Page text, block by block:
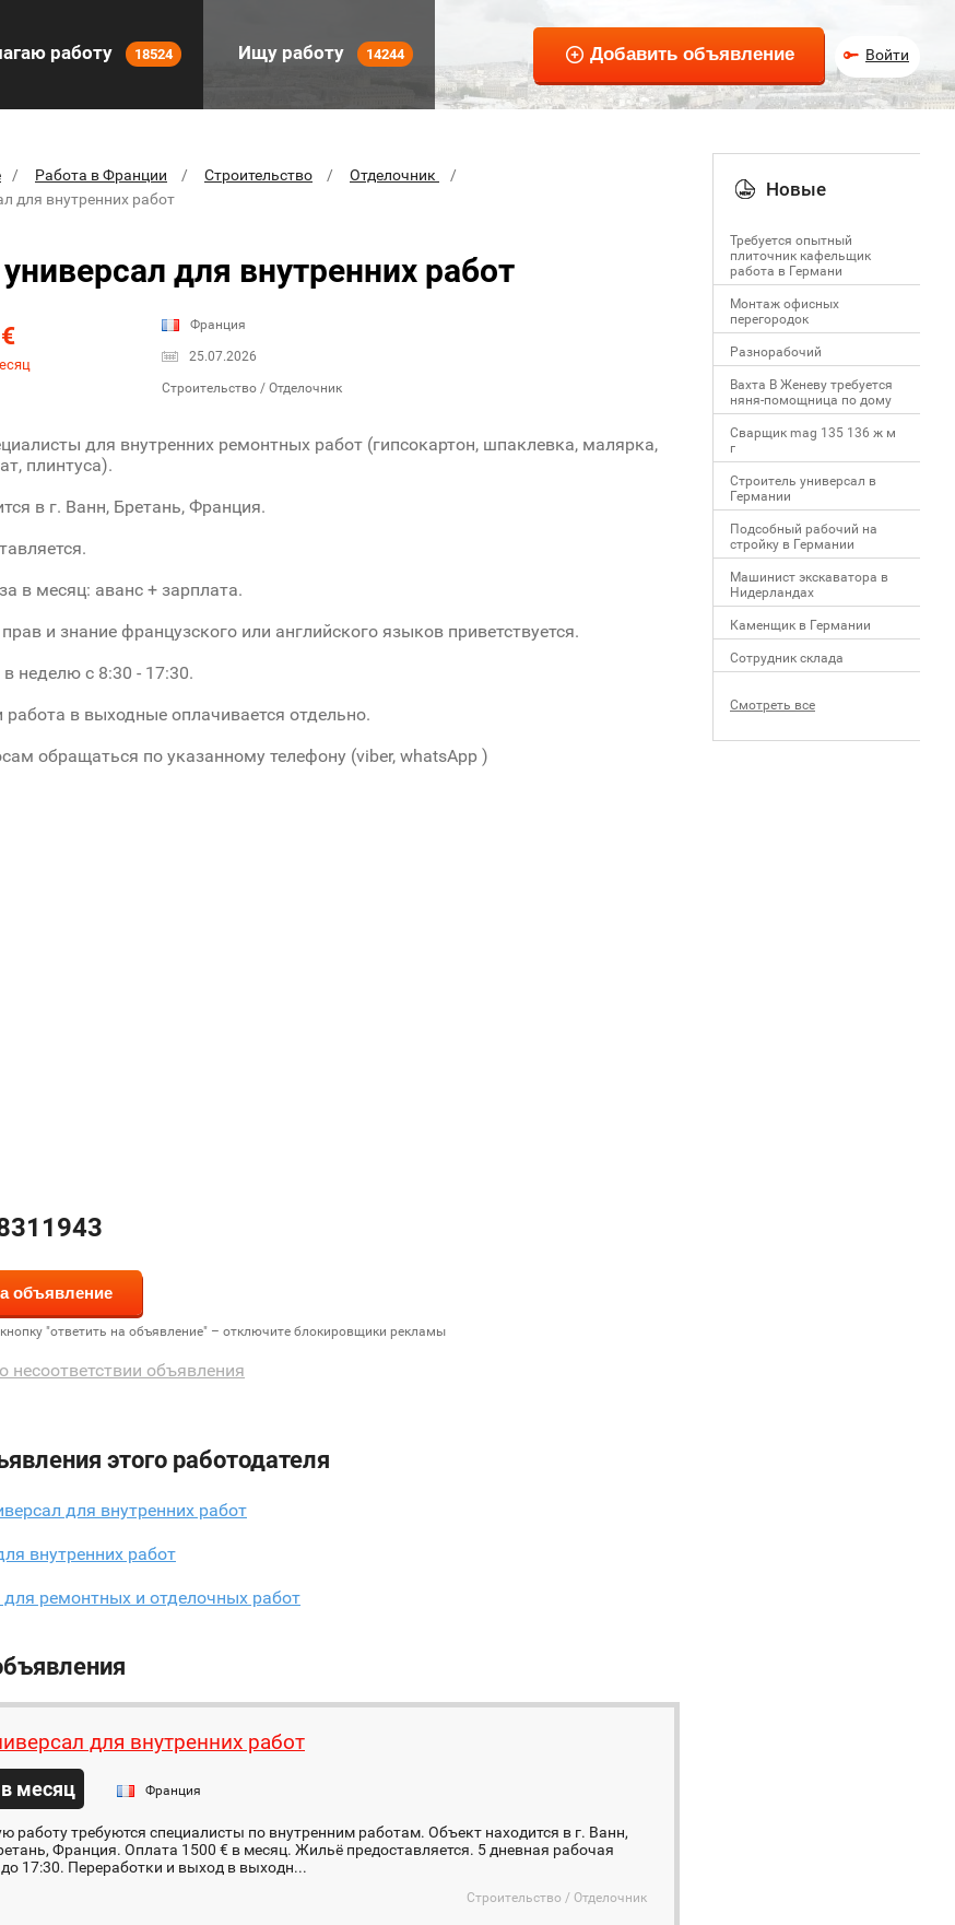
работу 18524 Ищу работу 14244 Войти
Работа в Франции Строительство
Отделочник
для внутренних работ
для внутренних работ
€ Франция
25.07.2026
Строительство / Отделочник
для внутренних ремонтных работ (гипсокартон, шпаклевка, малярка,
плинтуса).
в г. Ванн, Бретань, Франция.
в месяц: аванс + зарплата.
и знание французского или английского языков приветствуется.
неделю с 8:30 - 17:30.
работа в выходные оплачивается отдельно.
обращаться по указанному телефону (viber, whatsApp )
"ответить на объявление" – отключите блокировщики рекламы
несоответствии объявления
этого работодателя
для внутренних работ
внутренних работ
для ремонтных и отделочных работ
для внутренних работ
месяц Франция
работу требуются специалисты по внутренним работам. Объект находится в г. Ванн,
Франция. Оплата 1500 € в месяц. Жильё предоставляется. 5 дневная рабочая
до 17:30. Переработки и выход в выходн...
Строительство / Отделочник
Новые
Требуется опытный
плиточник кафельщик
работa в Германи
Mонтаж офисных
перегородок
Разнорабочий
Вахта В Женеву требуется
няня-помощница по дому
Сварщик mag 135 136 ж м
г
Строитель универсал в
Германии
Подсобный рабочий на
стройку в Германии
Машинист экскаватора в
Нидерландах
Каменщик в Германии
Сотрудник склада
Смотреть все